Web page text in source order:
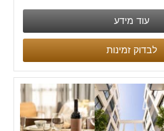
עוד מידע
לבדוק זמינות